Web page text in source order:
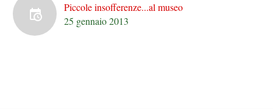
Piccole insofferenze...al museo
25 gennaio 2013